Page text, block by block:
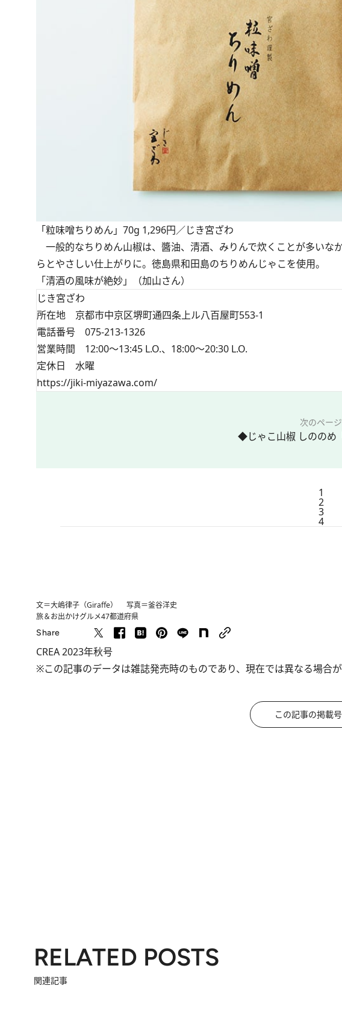
「粒味噌ちりめん」70g 1,296円／じき宮ざわ
一般的なちりめん山椒は、醬油、清酒、みりんで炊くことが多いな
らとやさしい仕上がりに。徳島県和田島のちりめんじゃこを使用。
「清酒の風味が絶妙」（加山さん）
じき宮ざわ
所在地 京都市中京区堺町通四条上ル八百屋町553-1
電話番号 075-213-1326
営業時間 12:00～13:45 L.O.、18:00～20:30 L.O.
定休日 水曜
https://jiki-miyazawa.com/
次のページ
◆じゃこ山椒 しののめ
1
2
3
4
文＝大嶋律子（Giraffe） 写真＝釜谷洋史
旅＆お出かけグルメ47都道府県
Share
CREA 2023年秋号
※この記事のデータは雑誌発売時のものであり、現在では異なる場合が
この記事の掲載
RELATED POSTS
関連記事